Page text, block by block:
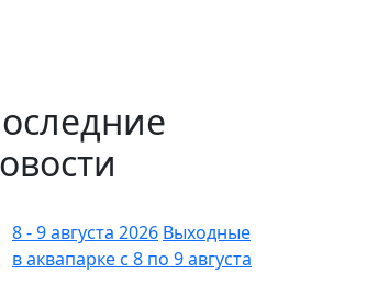
8 - 9 августа 2026 Выходные
в аквапарке с 8 по 9 августа